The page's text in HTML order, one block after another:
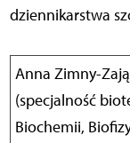
dziennikarstwa
Anna Zimny-
(specjalność
Biochemii,